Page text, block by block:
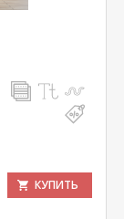
КУПИТЬ